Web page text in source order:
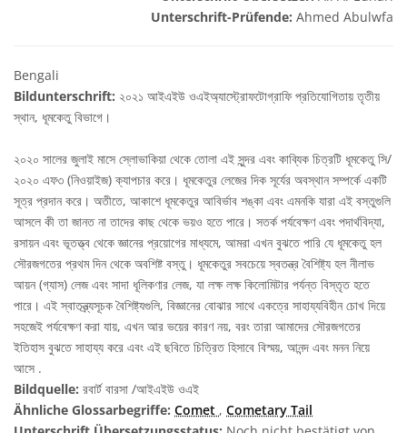
Unterschrift-Prüfende: Ahmed Abulwfa
Bengali
Bildunterschrift: ২০২১ আইএইউ ওএইঅ্যাস্ট্রোফটোগ্রাফি প্রতিযোগিতায় তৃতীয়
স্থান, ধূমকেতু বিভাগে।
২০২০ সালের জুলাই মাসে স্লোভাকিয়া থেকে তোলা এই সুন্দর এবং কাব্যিক চিত্রটি ধূমকেতু সি/
২০২০ এফ৩ (নিওয়াইজ) ক্যাপচার করে। ধূমকেতুর লেজের দিক সূর্যের অবস্থান সম্পর্কে একটি
সূত্র প্রদান করে। অতীতে, আকাশে ধূমকেতুর আবির্ভাব শঙ্কা এবং এমনকি যারা এই বস্তুগুলি
আসলে কী তা জানত না তাদের কাছ থেকে ভয়ও হতে পারে। সতর্ক পর্যবেক্ষণ এবং পদার্থবিদ্যা,
রসায়ন এবং ভূতত্ত্ব থেকে জ্ঞানের প্রয়োগের মাধ্যমে, আমরা এখন বুঝতে পারি যে ধূমকেতু হল
সৌরজগতের প্রথম দিন থেকে অবশিষ্ট বস্তু। ধূমকেতুর সবচেয়ে স্বতন্ত্র বৈশিষ্ট্য হল নীলাভ
আয়ন (গ্যাস) লেজ এবং সাদা ধূলিকণার লেজ, যা লক্ষ লক্ষ কিলোমিটার পর্যন্ত বিস্তৃত হতে
পারে। এই স্বাতন্ত্র্যসূচক বৈশিষ্ট্যগুলি, বিজ্ঞানের বোঝার সাথে একত্রে সাহায্যবিহীন চোখ দিয়ে
সহজেই পর্যবেক্ষণ করা যায়, এখন আর ভয়ের কারণ নয়, বরং তারা আমাদের সৌরজগতের
ইতিহাস বুঝতে সাহায্য করে এবং এই ছবিতে চিত্রিত হিসাবে বিস্ময়, আনন্দ এবং মনন নিয়ে
আসে .
Bildquelle: রবার্ট বারসা /আইএইউ ওএই
Ähnliche Glossarbegriffe: Comet , Cometary Tail